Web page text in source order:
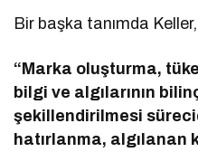
Bir başka tanımda
“Marka oluşturma,
bilgi ve algılarının
şekillendirilmesi
hatırlanma, algılanan